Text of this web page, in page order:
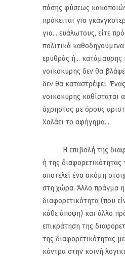
πάσης φύσεως
πρόκειται για
για... ευάλωτους, είτε
πολιτικά
ερυθράς ή... κατάμαυρης
νοικοκύρης δεν θα
δεν θα καταστρέψει.
νοικοκύρης καθίσταται
άχρηστος με όρους
Χαλάει το αφήγημα...
Η επιβολή της
ή της διαφορετικότητας
αποτελεί ένα ακόμη
στη χώρα. Άλλο πράγμα
διαφορετικότητα (που
κάθε άποψη) και άλλο
επικράτηση της
της διαφορετικότητας
κόντρα στην κοινή